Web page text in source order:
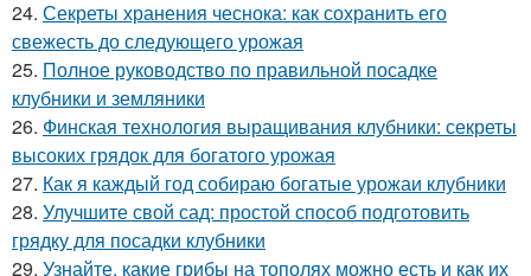
24. Секреты хранения чеснока: как сохранить его
свежесть до следующего урожая
25. Полное руководство по правильной посадке
клубники и земляники
26. Финская технология выращивания клубники: секреты
высоких грядок для богатого урожая
27. Как я каждый год собираю богатые урожаи клубники
28. Улучшите свой сад: простой способ подготовить
грядку для посадки клубники
29. Узнайте, какие грибы на тополях можно есть и как их